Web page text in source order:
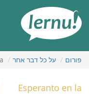
העניינים
פורום על כל דבר אחר
Esperanto en la